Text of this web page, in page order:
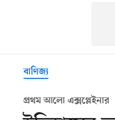
বাণিজ্য
প্রথম আলো এক্সপ্লেইনার